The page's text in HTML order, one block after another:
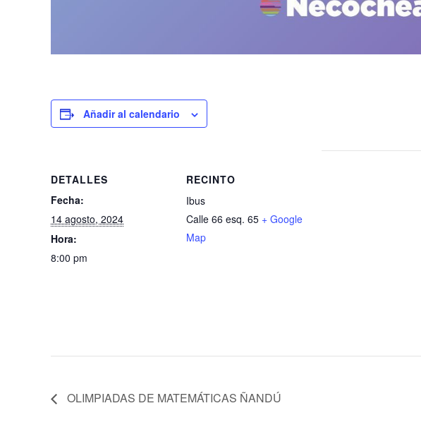
Añadir al calendario
DETALLES
Fecha:
14 agosto, 2024
Hora:
8:00 pm
RECINTO
Ibus
Calle 66 esq. 65 + Google
Map
OLIMPIADAS DE MATEMÁTICAS ÑANDÚ